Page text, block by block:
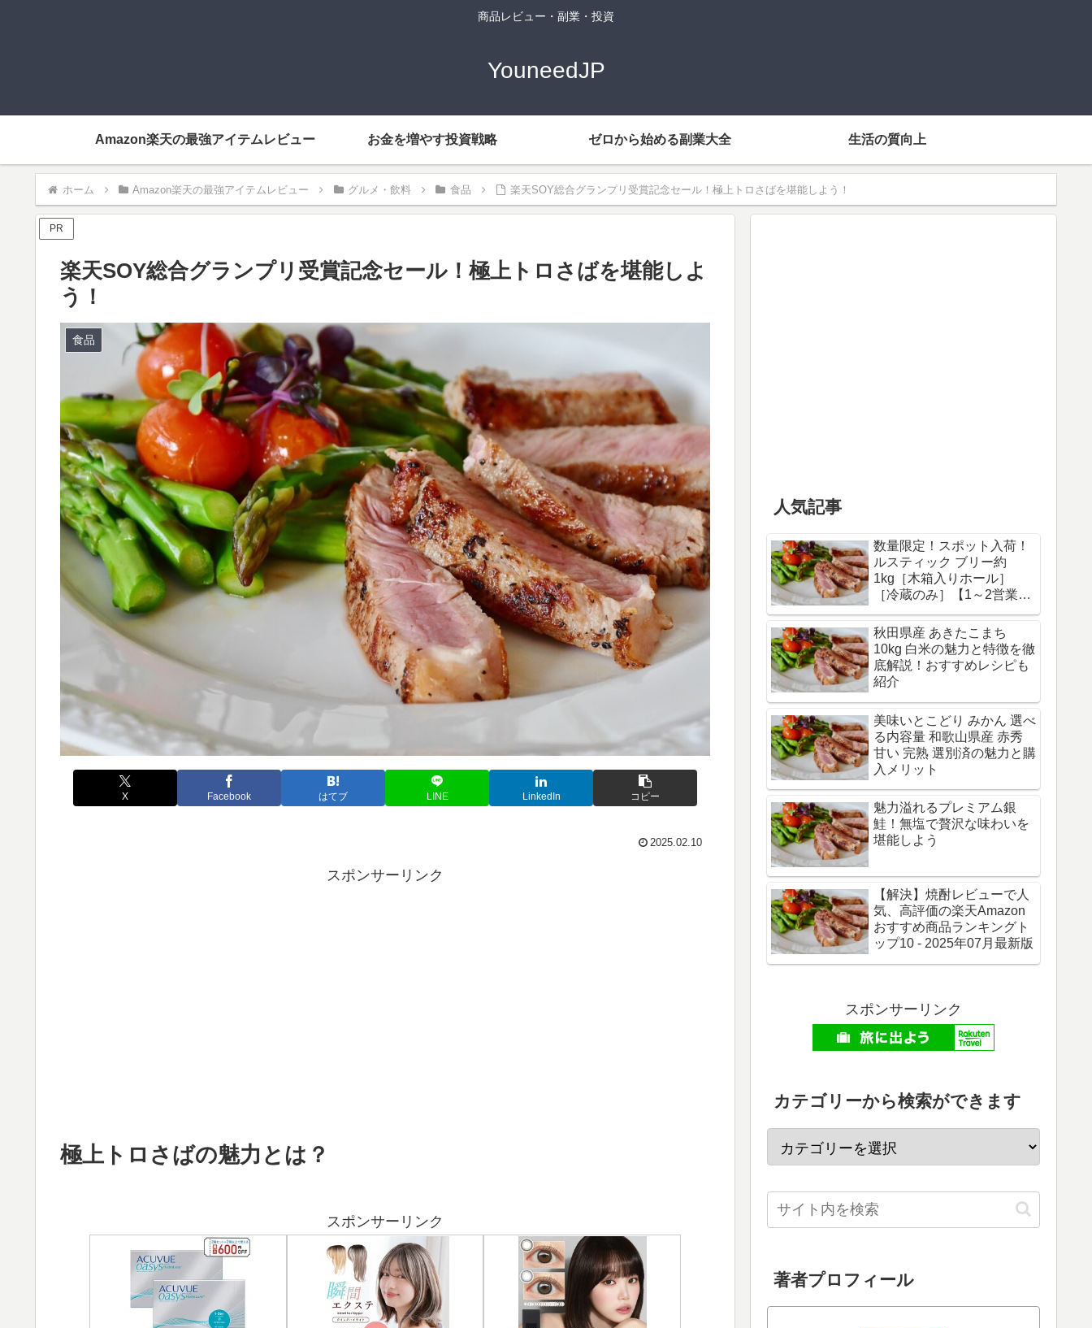
商品レビュー・副業・投資
YouneedJP
Amazon楽天の最強アイテムレビュー お金を増やす投資戦略 ゼロから始める副業大全 生活の質向上
ホーム Amazon楽天の最強アイテムレビュー グルメ・飲料 食品 楽天SOY総合グランプリ受賞記念セール！極上トロさばを堪能しよう！
PR
楽天SOY総合グランプリ受賞記念セール！極上トロさばを堪能しよ
う！
食品
X Facebook はてブ LINE LinkedIn コピー
2025.02.10
スポンサーリンク
極上トロさばの魅力とは？
スポンサーリンク
人気記事
数量限定！スポット入荷！
ルスティック ブリー約
1kg［木箱入りホール］
［冷蔵のみ］【1～2営業日
年2月27日 | セレスト
（cerest）
秋田県産 あきたこまち
10kg 白米の魅力と特徴を徹
底解説！おすすめレシピも
紹介
美味いとこどり みかん 選べ
る内容量 和歌山県産 赤秀
甘い 完熟 選別済の魅力と購
入メリット
魅力溢れるプレミアム銀
鮭！無塩で贅沢な味わいを
堪能しよう
【解決】焼酎レビューで人
気、高評価の楽天Amazon
おすすめ商品ランキングト
ップ10 - 2025年07月最新版
スポンサーリンク
カテゴリーから検索ができます
著者プロフィール